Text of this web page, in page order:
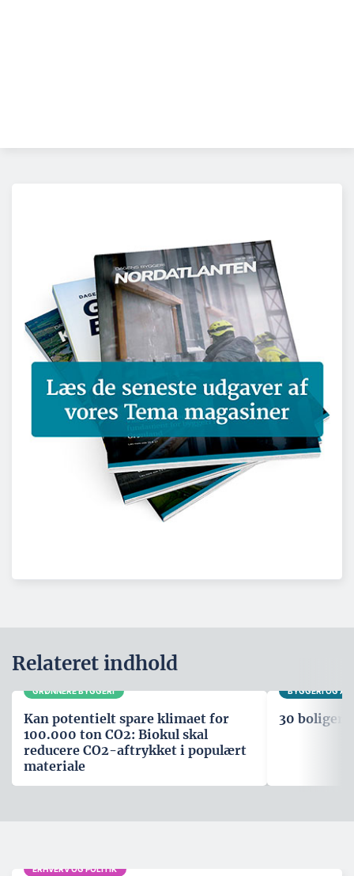
Relateret indhold
GRØNNERE BYGGERI
Kan potentielt spare klimaet for
100.000 ton CO2: Biokul skal
reducere CO2-aftrykket i populært
materiale
BYGGERI OG
30 boliger
ERHVERV OG POLITIK